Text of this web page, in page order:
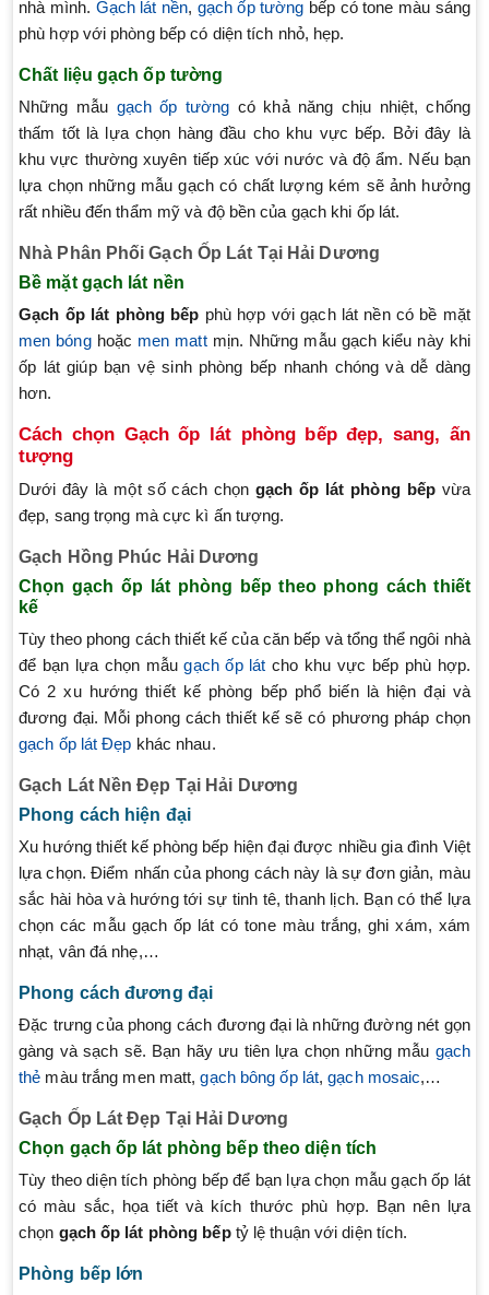
nhà mình. Gạch lát nền, gạch ốp tường bếp có tone màu sáng
phù hợp với phòng bếp có diện tích nhỏ, hẹp.
Chất liệu gạch ốp tường
Những mẫu gạch ốp tường có khả năng chịu nhiệt, chống
thấm tốt là lựa chọn hàng đầu cho khu vực bếp. Bởi đây là
khu vực thường xuyên tiếp xúc với nước và độ ẩm. Nếu bạn
lựa chọn những mẫu gạch có chất lượng kém sẽ ảnh hưởng
rất nhiều đến thẩm mỹ và độ bền của gạch khi ốp lát.
Nhà Phân Phối Gạch Ốp Lát Tại Hải Dương
Bề mặt gạch lát nền
Gạch ốp lát phòng bếp phù hợp với gạch lát nền có bề mặt
men bónghoặc men mattmịn. Những mẫu gạch kiểu này khi
ốp lát giúp bạn vệ sinh phòng bếp nhanh chóng và dễ dàng
hơn.
Cách chọn Gạch ốp lát phòng bếp đẹp, sang, ấn
tượng
Dưới đây là một số cách chọn gạch ốp lát phòng bếpvừa
đẹp, sang trọng mà cực kì ấn tượng.
Gạch Hồng Phúc Hải Dương
Chọn gạch ốp lát phòng bếp theo phong cách thiết
kế
Tùy theo phong cách thiết kế của căn bếp và tổng thể ngôi nhà
để bạn lựa chọn mẫugạch ốp lát cho khu vực bếp phù hợp.
Có 2 xu hướng thiết kế phòng bếp phổ biến là hiện đại và
đương đại. Mỗi phong cách thiết kế sẽ có phương pháp chọn
gạch ốp lát Đẹp khác nhau.
Gạch Lát Nền Đẹp Tại Hải Dương
Phong cách hiện đại
Xu hướng thiết kế phòng bếp hiện đại được nhiều gia đình Việt
lựa chọn. Điểm nhấn của phong cách này là sự đơn giản, màu
sắc hài hòa và hướng tới sự tinh tê, thanh lịch. Bạn có thể lựa
chọn các mẫu gạch ốp lát có tone màu trắng, ghi xám, xám
nhạt, vân đá nhẹ,…
Phong cách đương đại
Đặc trưng của phong cách đương đại là những đường nét gọn
gàng và sạch sẽ. Bạn hãy ưu tiên lựa chọn những mẫu gạch
thẻ màu trắng men matt,gạch bông ốp lát,gạch mosaic,…
Gạch Ốp Lát Đẹp Tại Hải Dương
Chọn gạch ốp lát phòng bếp theo diện tích
Tùy theo diện tích phòng bếp để bạn lựa chọn mẫu gạch ốp lát
có màu sắc, họa tiết và kích thước phù hợp. Bạn nên lựa
chọn gạch ốp lát phòng bếp tỷ lệ thuận với diện tích.
Phòng bếp lớn